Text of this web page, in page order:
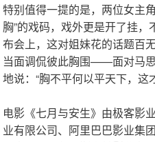
特别值得一提的是，两位女主
胸”的戏码，戏外更是开了挂
布会上，这对姐妹花的话题百
当面调侃彼此胸围——面对马
地说：“胸不平何以平天下，这
电影《七月与安生》由极客影
业有限公司、阿里巴巴影业集